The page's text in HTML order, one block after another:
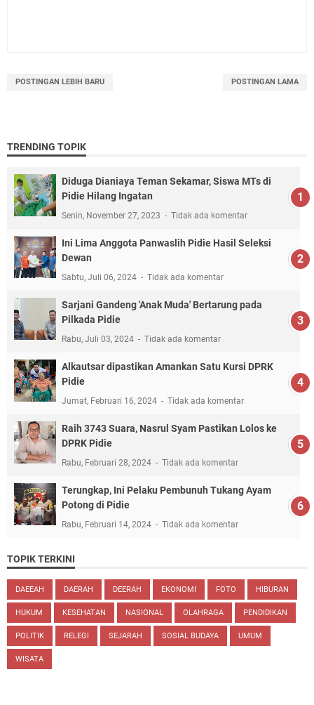
POSTINGAN LEBIH BARU POSTINGAN LAMA
TRENDING TOPIK
Diduga Dianiaya Teman Sekamar, Siswa MTs di
Pidie Hilang Ingatan
Senin, November 27, 2023 Tidak ada komentar
Ini Lima Anggota Panwaslih Pidie Hasil Seleksi
Dewan
Sabtu, Juli 06, 2024 Tidak ada komentar
Sarjani Gandeng 'Anak Muda' Bertarung pada
Pilkada Pidie
Rabu, Juli 03, 2024 Tidak ada komentar
Alkautsar dipastikan Amankan Satu Kursi DPRK
Pidie
Jumat, Februari 16, 2024 Tidak ada komentar
Raih 3743 Suara, Nasrul Syam Pastikan Lolos ke
DPRK Pidie
Rabu, Februari 28, 2024 Tidak ada komentar
Terungkap, Ini Pelaku Pembunuh Tukang Ayam
Potong di Pidie
Rabu, Februari 14, 2024 Tidak ada komentar
TOPIK TERKINI
DAEEAH DAERAH DEERAH EKONOMI FOTO HIBURAN
HUKUM KESEHATAN NASIONAL OLAHRAGA PENDIDIKAN
POLITIK RELEGI SEJARAH SOSIAL BUDAYA UMUM
WISATA